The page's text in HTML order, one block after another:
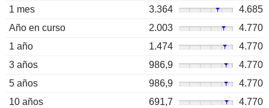
1 mes
3.364
4.685
Año en curso
2.003
4.770
1 año
1.474
4.770
3 años
986,9
4.770
5 años
986,9
4.770
10 años
691,7 4.770